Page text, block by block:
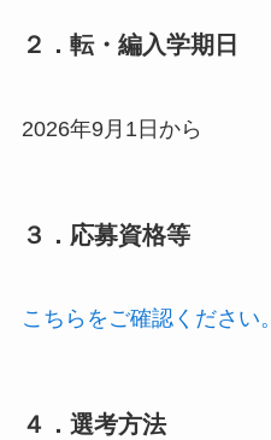
２．転・編入学期日
2026年9月1日から
３．応募資格等
こちらをご確認ください。
４．選考方法